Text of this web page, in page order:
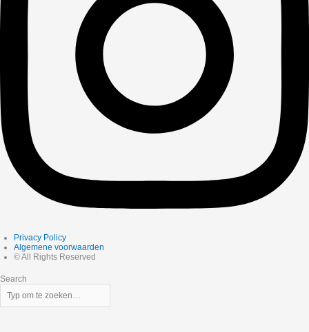
Privacy Policy
Algemene voorwaarden
© All Rights Reserved
Search